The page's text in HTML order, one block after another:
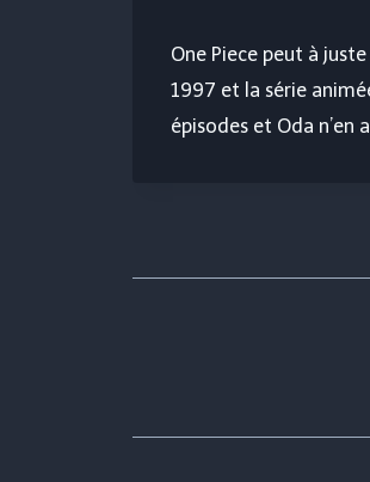
One Piece peut à
1997 et la série
épisodes et Oda n’en